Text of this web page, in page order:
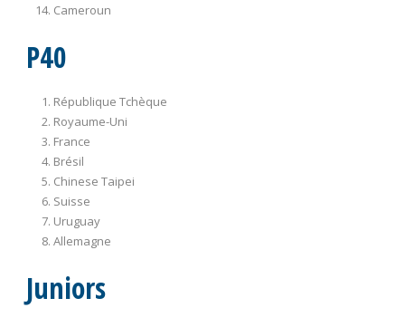
Cameroun
P40
République Tchèque
Royaume-Uni
France
Brésil
Chinese Taipei
Suisse
Uruguay
Allemagne
Juniors